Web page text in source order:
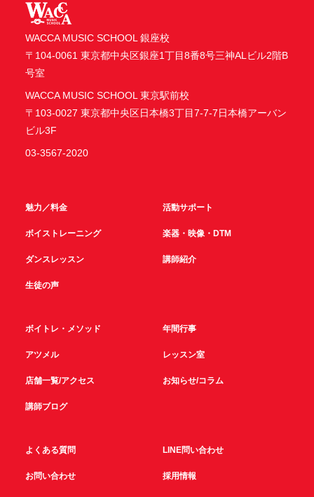
WACCA MUSIC SCHOOL 銀座校
〒104-0061 東京都中央区銀座1丁目8番8号三神ALビル2階B
号室
WACCA MUSIC SCHOOL 東京駅前校
〒103-0027 東京都中央区日本橋3丁目7-7-7日本橋アーバン
ビル3F
03-3567-2020
魅力／料金 活動サポート
ボイストレーニング 楽器・映像・DTM
ダンスレッスン 講師紹介
生徒の声
ボイトレ・メソッド 年間行事
アツメル レッスン室
店舗一覧/アクセス お知らせ/コラム
講師ブログ
よくある質問 LINE問い合わせ
お問い合わせ 採用情報